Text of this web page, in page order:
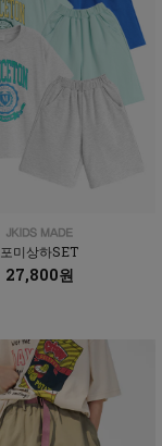
포미상하SET
27,800원